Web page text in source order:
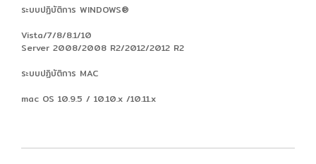
ระบบปฏิบัติการ WINDOWS®
Vista/7/8/8.1/10
Server 2008/2008 R2/2012/2012 R2
ระบบปฏิบัติการ MAC
mac OS 10.9.5 / 10.10.x /10.11.x